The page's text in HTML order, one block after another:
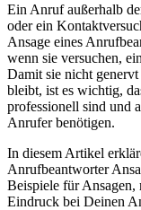
Ein Anruf außerhalb
oder ein
Ansage eines
wenn sie versuchen,
Damit sie nicht
bleibt, ist es wichtig,
professionell sind und
Anrufer benötigen.
In diesem Artikel
Anrufbeantworter
Beispiele für Ansagen,
Eindruck bei Deinen